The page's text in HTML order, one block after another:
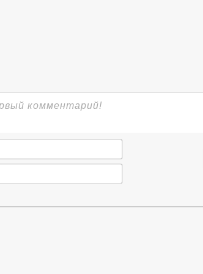
Имя*
Email*